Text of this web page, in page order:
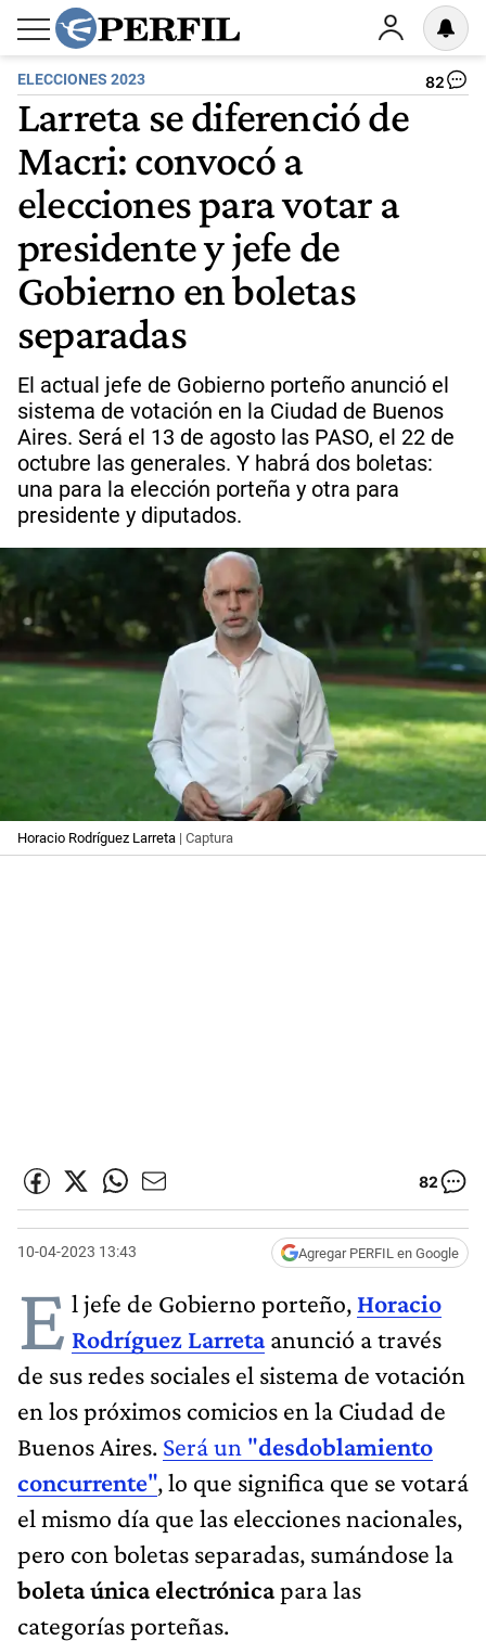
ELECCIONES 2023 82
Larreta se diferenció de
Macri: convocó a
elecciones para votar a
presidente y jefe de
Gobierno en boletas
separadas
El actual jefe de Gobierno porteño anunció el
sistema de votación en la Ciudad de Buenos
Aires. Será el 13 de agosto las PASO, el 22 de
octubre las generales. Y habrá dos boletas:
una para la elección porteña y otra para
presidente y diputados.
Horacio Rodríguez Larreta | Captura
82
10-04-2023 13:43 Agregar PERFIL en Google
E l jefe de Gobierno porteño, Horacio
Rodríguez Larreta anunció a través
de sus redes sociales el sistema de votación
en los próximos comicios en la Ciudad de
Buenos Aires. Será un "desdoblamiento
concurrente", lo que significa que se votará
el mismo día que las elecciones nacionales,
pero con boletas separadas, sumándose la
boleta única electrónicapara las
categorías porteñas.